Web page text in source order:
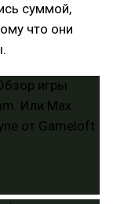
суммой,
что они